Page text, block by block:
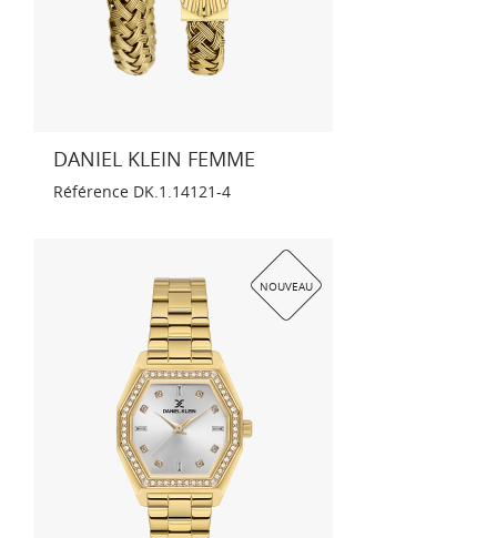
DANIEL KLEIN FEMME
Référence DK.1.14121-4
NOUVEAU